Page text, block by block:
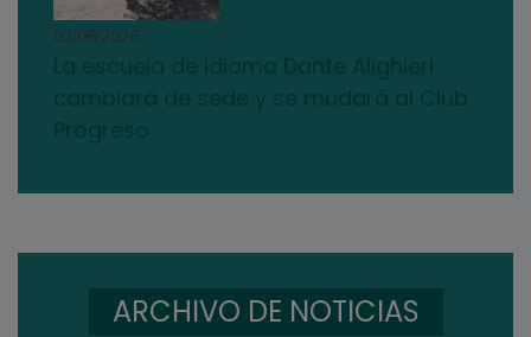
03/08/2026
ARCHIVO DE NOTICIAS